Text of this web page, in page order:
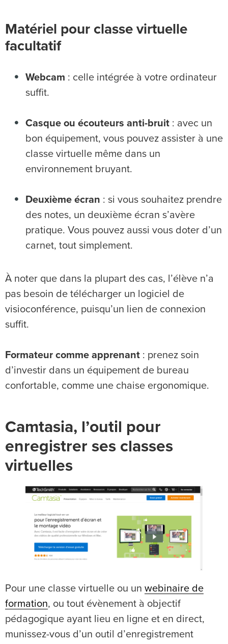
Matériel pour classe virtuelle
facultatif
Webcam : celle intégrée à votre ordinateur
suffit.
Casque ou écouteurs anti-bruit : avec un
bon équipement, vous pouvez assister à une
classe virtuelle même dans un
environnement bruyant.
Deuxième écran : si vous souhaitez prendre
des notes, un deuxième écran s’avère
pratique. Vous pouvez aussi vous doter d’un
carnet, tout simplement.
À noter que dans la plupart des cas, l’élève n’a
pas besoin de télécharger un logiciel de
visioconférence, puisqu’un lien de connexion
suffit.
Formateur comme apprenant : prenez soin
d’investir dans un équipement de bureau
confortable, comme une chaise ergonomique.
Camtasia, l’outil pour
enregistrer ses classes
virtuelles
Pour une classe virtuelle ou un webinaire de
formation, ou tout évènement à objectif
pédagogique ayant lieu en ligne et en direct,
munissez-vous d’un outil d’enregistrement